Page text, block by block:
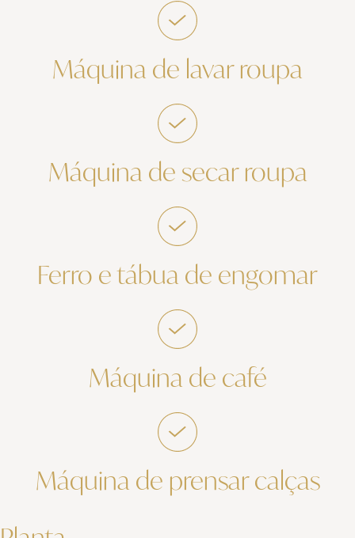
Máquina de lavar roupa
Máquina de secar roupa
Ferro e tábua de engomar
Máquina de café
Máquina de prensar calças